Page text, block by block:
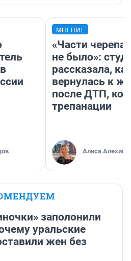
МНЕНИЕ
«Части черепа
не было»:
рассказала,
вернулась к
после ДТП,
трепанации
Алиса Алехина
заполонили
уральские
жен без